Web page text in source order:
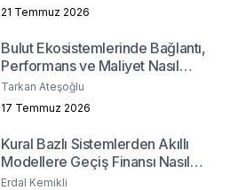
21 Temmuz 2026
Bulut Ekosistemlerinde Bağlantı,
Performans ve Maliyet Nasıl
Yönetilir?
Tarkan Ateşoğlu
17 Temmuz 2026
Kural Bazlı Sistemlerden Akıllı
Modellere Geçiş Finansı Nasıl
Değiştirdi?
Erdal Kemikli